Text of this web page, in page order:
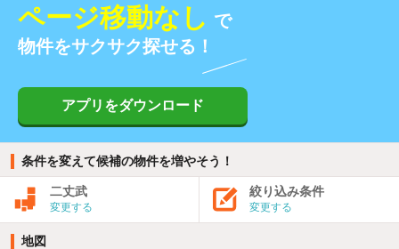
ページ移動なし で
物件をサクサク探せる！
アプリをダウンロード
条件を変えて候補の物件を増やそう！
二丈武
変更する
絞り込み条件
変更する
地図